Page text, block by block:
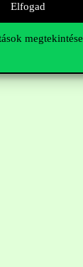
Elfogad
megtekintése